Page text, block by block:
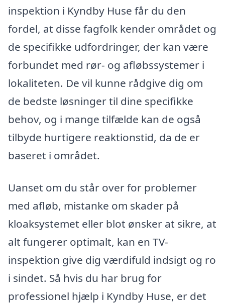
inspektion i Kyndby Huse får du den
fordel, at disse fagfolk kender området og
de specifikke udfordringer, der kan være
forbundet med rør- og afløbssystemer i
lokaliteten. De vil kunne rådgive dig om
de bedste løsninger til dine specifikke
behov, og i mange tilfælde kan de også
tilbyde hurtigere reaktionstid, da de er
baseret i området.
Uanset om du står over for problemer
med afløb, mistanke om skader på
kloaksystemet eller blot ønsker at sikre, at
alt fungerer optimalt, kan en TV-
inspektion give dig værdifuld indsigt og ro
i sindet. Så hvis du har brug for
professionel hjælp i Kyndby Huse, er det